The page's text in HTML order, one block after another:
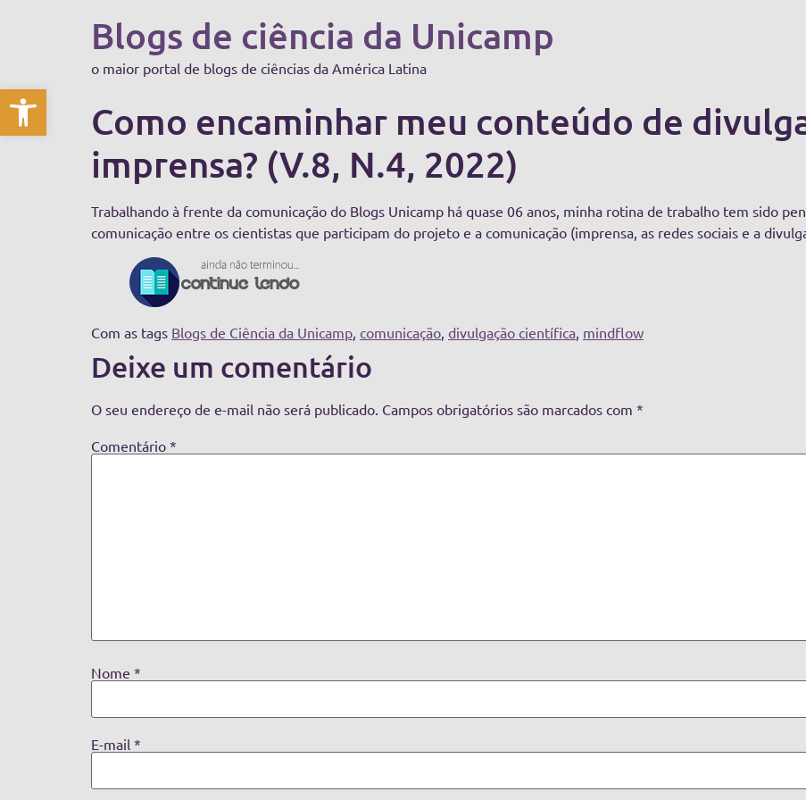
Abrir a barra de ferramentas
Blogs de ciência da Unicamp
o maior portal de blogs de ciências da América Latina
Como encaminhar meu conteúdo de
imprensa? (V.8, N.4, 2022)
Trabalhando à frente da comunicação do Blogs Unicamp há quase 06 anos, minha rotina de trabalho tem sido
comunicação entre os cientistas que participam do projeto e a comunicação (imprensa, as redes sociais e a
Com as tags Blogs de Ciência da Unicamp, comunicação, divulgação científica, mindflow
Deixe um comentário
O seu endereço de e-mail não será publicado. Campos obrigatórios são marcados com *
Comentário *
Nome *
E-mail *